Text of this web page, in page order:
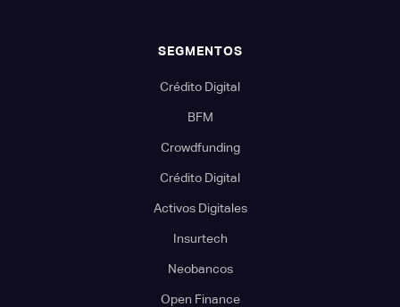
SEGMENTOS
Crédito Digital
BFM
Crowdfunding
Crédito Digital
Activos Digitales
Insurtech
Neobancos
Open Finance